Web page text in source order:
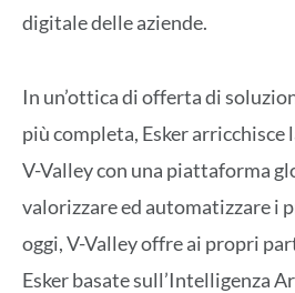
digitale delle aziende.
In un’ottica di offerta di
più completa, Esker arricchisce
V-Valley con una piattaforma
valorizzare ed automatizzare i
oggi, V-Valley offre ai propri
Esker basate sull’Intelligenza